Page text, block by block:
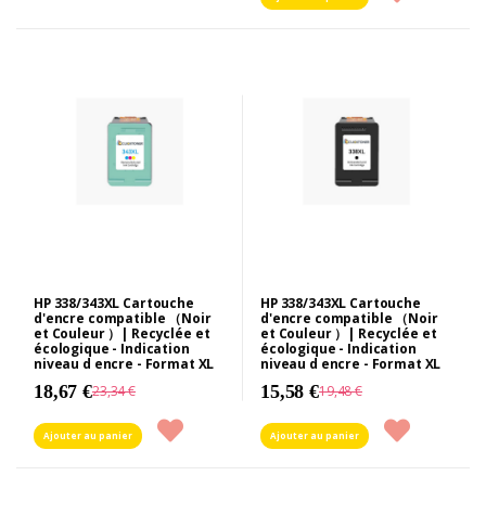
HP 338/343XL Cartouche
d'encre compatible （Noir
et Couleur ）| Recyclée et
écologique - Indication
niveau d encre - Format XL
18,67 €23,34 €
Ajouter au panier
HP 338/343XL Cartouche
d'encre compatible （Noir
et Couleur ）| Recyclée et
écologique - Indication
niveau d encre - Format XL
15,58 €19,48 €
Ajouter au panier